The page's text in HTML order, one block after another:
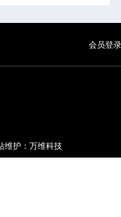
会员登录
维护：万维科技